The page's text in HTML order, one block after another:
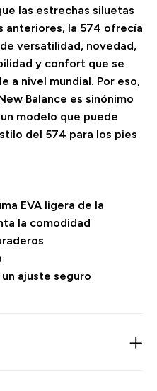
las estrechas siluetas
anteriores, la 574 ofrecía
versatilidad, novedad,
y confort que se
a nivel mundial. Por eso,
Balance es sinónimo
modelo que puede
del 574 para los pies
EVA ligera de la
la comodidad
ajuste seguro